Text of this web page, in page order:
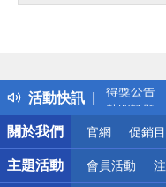
活動快訊
得獎公告
熱門話題
銀行優惠
偏遠地區
詐騙網頁
關於我們
官網 促銷
主題活動 會員活動